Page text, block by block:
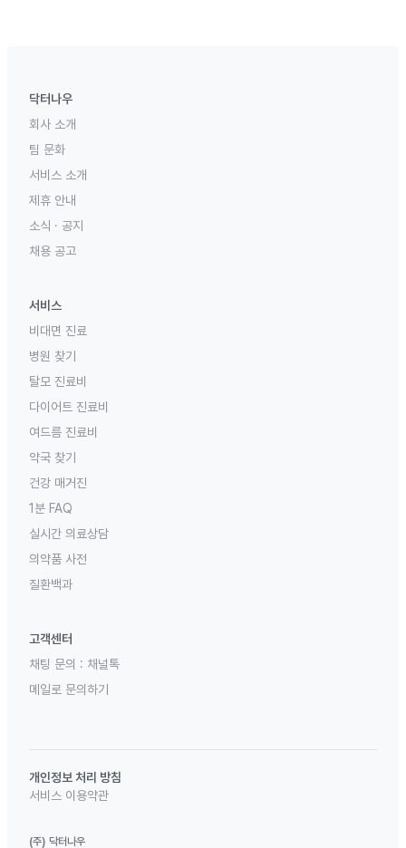
닥터나우
회사 소개
팀 문화
서비스 소개
제휴 안내
소식 · 공지
채용 공고
서비스
비대면 진료
병원 찾기
탈모 진료비
다이어트 진료비
여드름 진료비
약국 찾기
건강 매거진
1분 FAQ
실시간 의료상담
의약품 사전
질환백과
고객센터
채팅 문의 : 채널톡
메일로 문의하기
개인정보 처리 방침
서비스 이용약관
(주) 닥터나우